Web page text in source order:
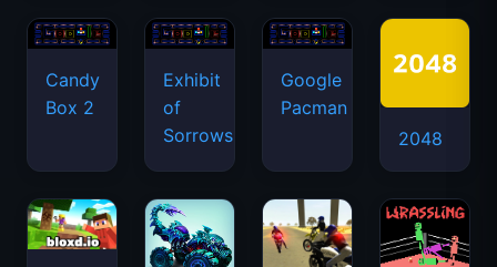
Candy
Box 2
Exhibit
of
Sorrows
Google
Pacman
2048